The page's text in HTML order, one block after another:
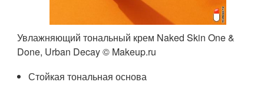
Увлажняющий тональный крем Naked Skin One &
Done, Urban Decay © Makeup.ru
Стойкая тональная основа